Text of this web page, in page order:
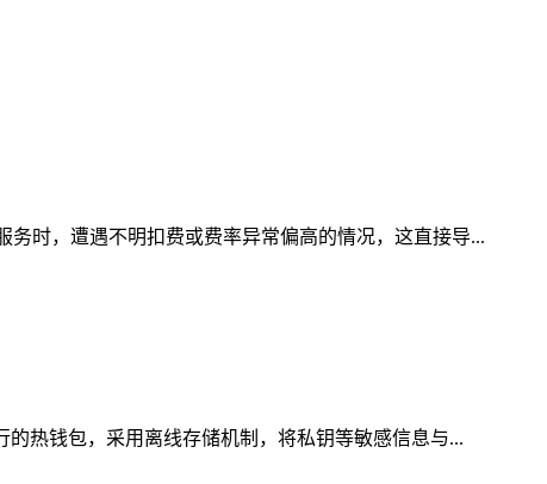
时，遭遇不明扣费或费率异常偏高的情况，这直接导...
热钱包，采用离线存储机制，将私钥等敏感信息与...